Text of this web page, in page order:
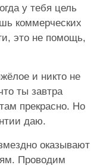
у тебя цель
коммерческих
это не помощь,
и никто не
ты завтра
прекрасно. Но
даю.
оказывают
Проводим